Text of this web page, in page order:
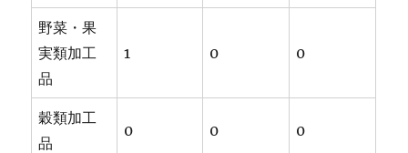
野菜・果
実類加工
品
1 0 0
穀類加工
品
0 0 0